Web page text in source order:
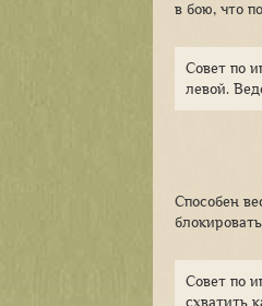
в бою, что
Совет по
левой.
Способен
Совет по
схватить